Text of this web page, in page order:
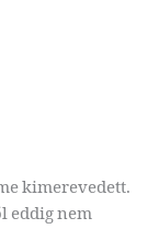
kimerevedett.
eddig nem